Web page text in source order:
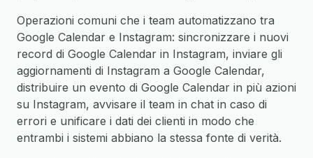
Operazioni comuni che i team automatizzano tra
Google Calendar e Instagram: sincronizzare i nuovi
record di Google Calendar in Instagram, inviare gli
aggiornamenti di Instagram a Google Calendar,
distribuire un evento di Google Calendar in più azioni
su Instagram, avvisare il team in chat in caso di
errori e unificare i dati dei clienti in modo che
entrambi i sistemi abbiano la stessa fonte di verità.